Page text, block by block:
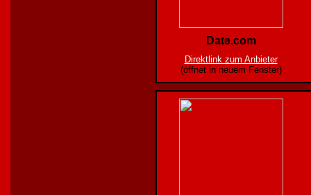
Date.com
Direktlink zum Anbieter
(öffnet in neuem Fenster)